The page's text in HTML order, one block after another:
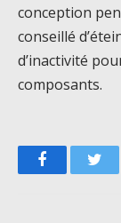
conception
conseillé
d’inactivité
composants.
Facebook